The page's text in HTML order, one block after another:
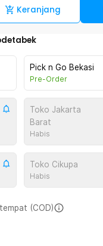
Keranjang
Pick n Go Bekasi
Pre-Order
Toko Jakarta
Barat
Habis
Toko Cikupa
Habis
(COD)